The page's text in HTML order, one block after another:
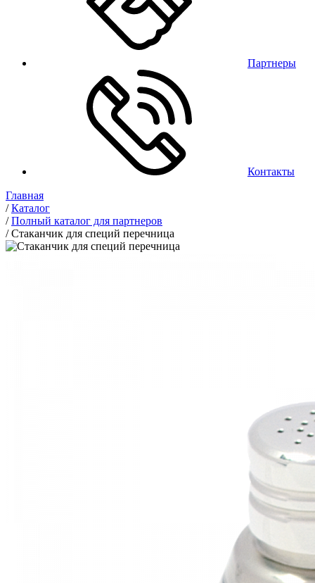
Партнеры
Контакты
Главная
/Каталог
/Полный каталог для партнеров
/Стаканчик для специй перечница